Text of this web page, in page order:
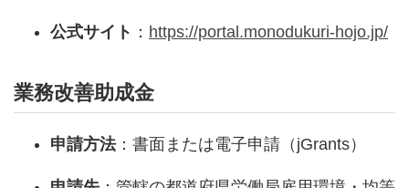
公式サイト ： https://portal.monodukuri-hojo.jp/
業務改善助成金
申請方法：書面または電子申請（jGrants）